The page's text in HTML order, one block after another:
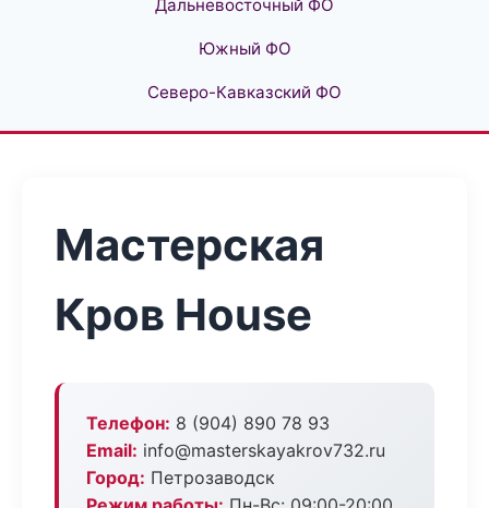
Дальневосточный ФО
Южный ФО
Северо-Кавказский ФО
Мастерская
Кров House
Телефон: 8 (904) 890 78 93
Email: info@masterskayakrov732.ru
Город: Петрозаводск